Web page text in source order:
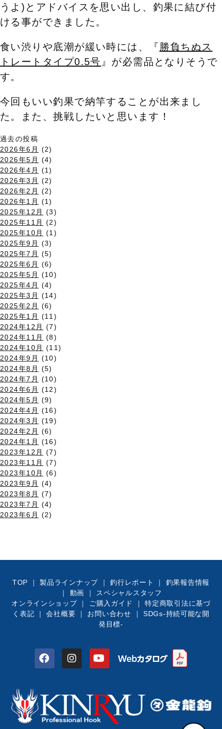
うよ)とアドバイスを思い出し、釣果に結び付
ける事ができました。
食い渋りや底潮が緩い時には、『 勝負ちぬス
トレートタイプ0.5号 』が必需品となりそうで
す。
今回もいい釣果で納竿することが出来まし
た。また、挑戦したいと思います！
過去の投稿
2026年6月
(2)
2026年5月
(4)
2026年4月
(1)
2026年3月
(2)
2026年2月
(2)
2026年1月
(1)
2025年12月
(3)
2025年11月
(2)
2025年10月
(1)
2025年9月
(3)
2025年7月
(5)
2025年6月
(6)
2025年5月
(10)
2025年4月
(4)
2025年3月
(14)
2025年2月
(6)
2025年1月
(11)
2024年12月
(7)
2024年11月
(8)
2024年10月
(11)
2024年9月
(10)
2024年8月
(5)
2024年7月
(10)
2024年6月
(12)
2024年5月
(9)
2024年4月
(16)
2024年3月
(19)
2024年2月
(6)
2024年1月
(16)
2023年12月
(7)
2023年11月
(7)
2023年10月
(6)
2023年9月
(4)
2023年8月
(7)
2023年7月
(4)
2023年6月
(2)
TOP ｜製品ラインナップ ｜釣行レポート ｜ 釣果報告情報
｜ 動画 ｜
スペシャルスタッフ
オンラインショップ｜ ご購入ガイド ｜特定商取引法に基づ
く表記 ｜会社概要 ｜ お問い合わせ ｜ SDGs-持続可能な開
発目標-